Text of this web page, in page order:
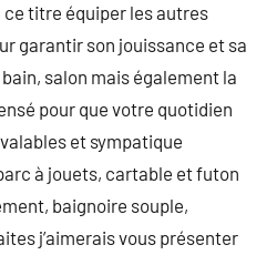
ce titre équiper les autres
garantir son jouissance et sa
salon mais également la
pour que votre quotidien
et sympatique
à jouets, cartable et futon
baignoire souple,
j’aimerais vous présenter